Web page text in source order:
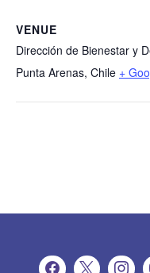
VENUE
Dirección de Bienestar y
Punta Arenas, Chile +